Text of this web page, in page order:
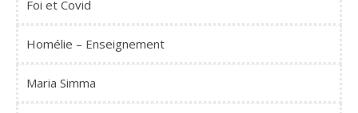
Foi et Covid
Homélie – Enseignement
Maria Simma